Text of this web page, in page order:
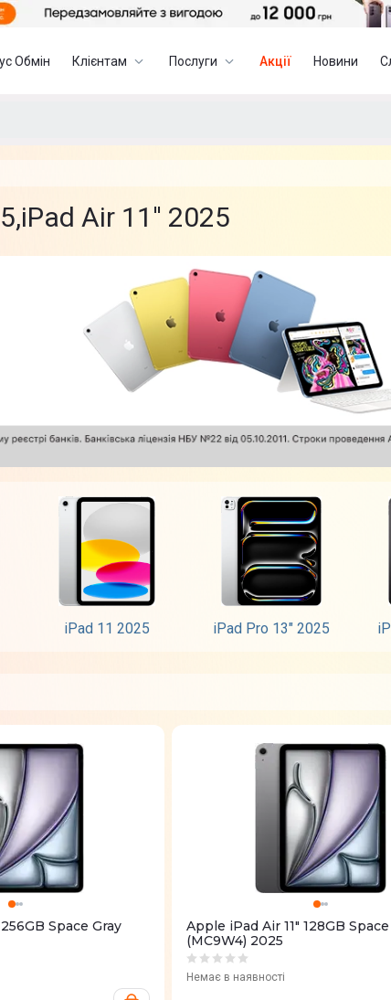
Обмін Клієнтам Послуги Акції Новини
Air 11'' 2025
iPad 11 2025 iPad Pro 13" 2025
Space Gray
Apple iPad Air 11" 128GB
(MC9W4) 2025
Немає в наявності